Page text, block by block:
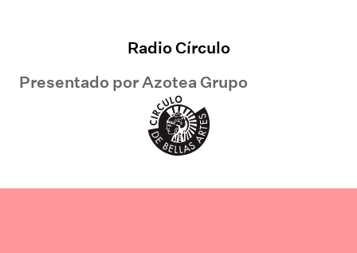
Radio Círculo
Presentado porAzotea Grupo